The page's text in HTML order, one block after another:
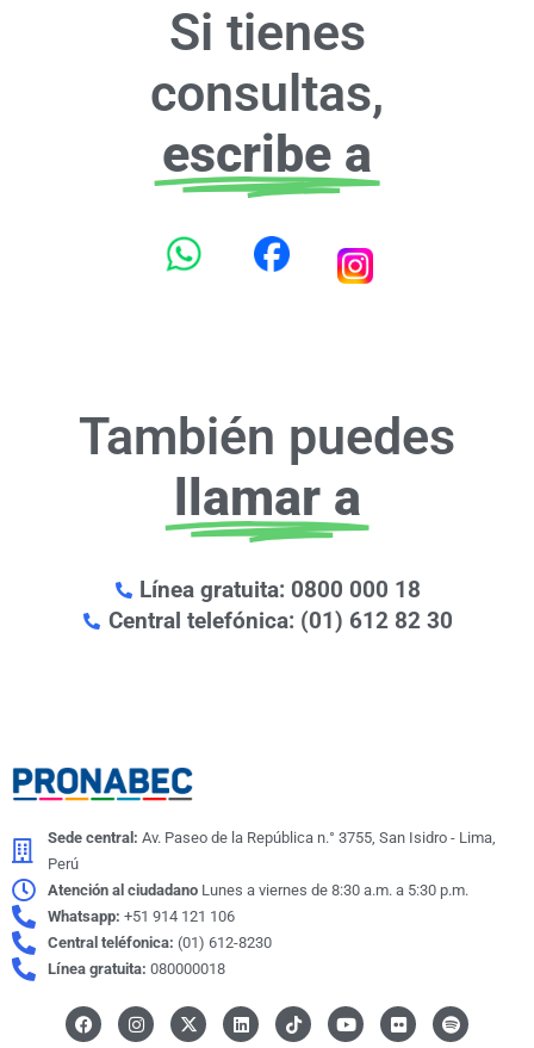
Si tienes
consultas,
escribe a
También puedes
llamar a
Línea gratuita: 0800 000 18
Central telefónica: (01) 612 82 30
Sede central: Av. Paseo de la República n.° 3755, San Isidro - Lima,
Perú
Atención al ciudadano Lunes a viernes de 8:30 a.m. a 5:30 p.m.
Whatsapp: +51 914 121 106
Central teléfonica: (01) 612-8230
Línea gratuita: 080000018
F
a
I
n
X
-
L
i
I
c
Y
o
F
l
S
p